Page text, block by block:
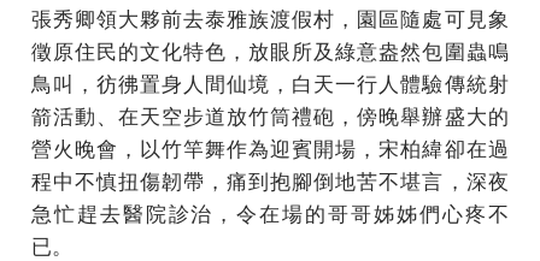
張秀卿領大夥前去泰雅族渡假村，園區隨處可見象
徵原住民的文化特色，放眼所及綠意盎然包圍蟲鳴
鳥叫，彷彿置身人間仙境，白天一行人體驗傳統射
箭活動、在天空步道放竹筒禮砲，傍晚舉辦盛大的
營火晚會，以竹竿舞作為迎賓開場，宋柏緯卻在過
程中不慎扭傷韌帶，痛到抱腳倒地苦不堪言，深夜
急忙趕去醫院診治，令在場的哥哥姊姊們心疼不
已。